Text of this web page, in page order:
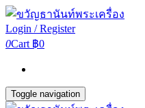
Login / Register
0Cart ฿0
Toggle navigation